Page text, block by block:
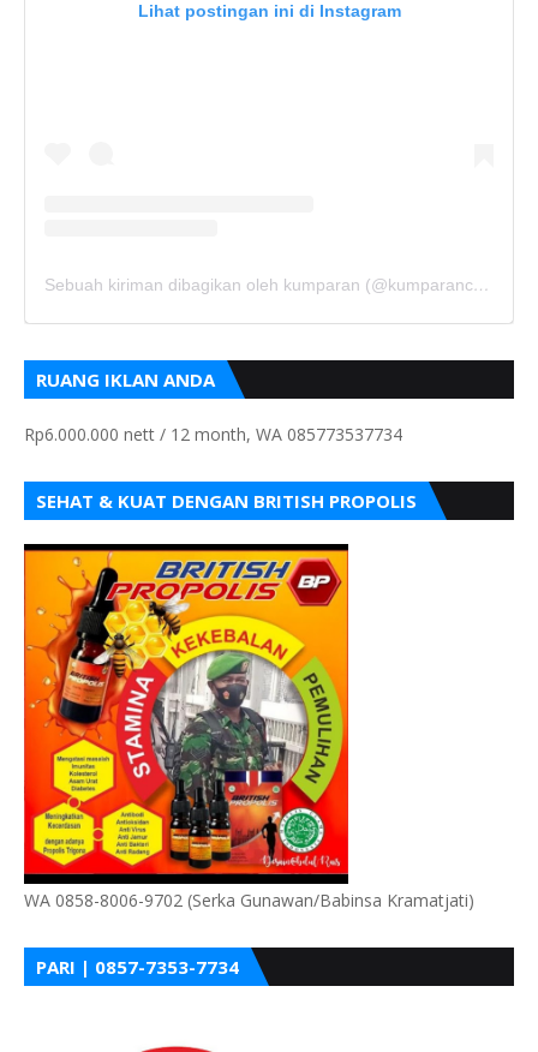
Lihat postingan ini di Instagram
Sebuah kiriman dibagikan oleh kumparan (@kumparancom)
RUANG IKLAN ANDA
Rp6.000.000 nett / 12 month, WA 085773537734
SEHAT & KUAT DENGAN BRITISH PROPOLIS
WA 0858-8006-9702 (Serka Gunawan/Babinsa Kramatjati)
PARI | 0857-7353-7734